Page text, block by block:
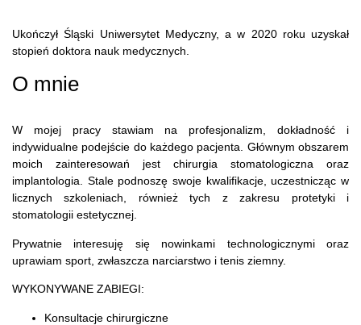
Ukończył Śląski Uniwersytet Medyczny, a w 2020 roku uzyskał
stopień doktora nauk medycznych.
O mnie
W mojej pracy stawiam na profesjonalizm, dokładność i
indywidualne podejście do każdego pacjenta. Głównym obszarem
moich zainteresowań jest chirurgia stomatologiczna oraz
implantologia. Stale podnoszę swoje kwalifikacje, uczestnicząc w
licznych szkoleniach, również tych z zakresu protetyki i
stomatologii estetycznej.
Prywatnie interesuję się nowinkami technologicznymi oraz
uprawiam sport, zwłaszcza narciarstwo i tenis ziemny.
WYKONYWANE ZABIEGI:
Konsultacje chirurgiczne